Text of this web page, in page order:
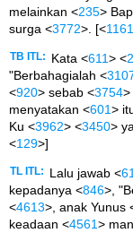
melainkan <235>
surga <3772>. [<1161
TB ITL: Kata <611> <
"Berbahagialah <
<920> sebab <3754>
menyatakan <601>
Ku <3962> <3450>
<129>]
TL ITL: Lalu jawab <
kepadanya <846>,
<4613>, anak Yunus
keadaan <4561>